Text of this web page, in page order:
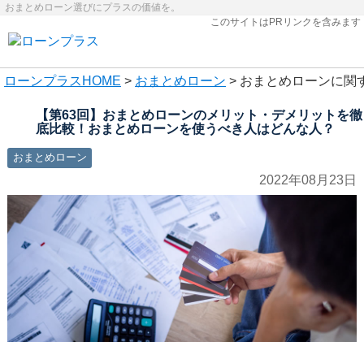
おまとめローン選びにプラスの価値を。
このサイトはPRリンクを含みます
ローンプラス HOME > おまとめローン > おまとめローンに関
【第63回】おまとめローンのメリット・デメリットを徹
底比較！おまとめローンを使うべき人はどんな人？
おまとめローン
2022年08月23日